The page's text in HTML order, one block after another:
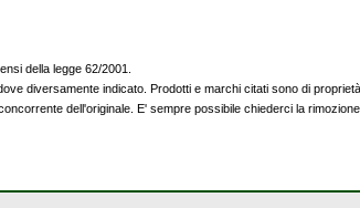
della legge 62/2001.
diversamente indicato. Prodotti e marchi citati sono di
dell'originale. E' sempre possibile chiederci la